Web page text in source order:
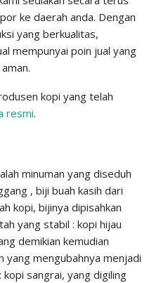
ke daerah anda. Dengan
yang berkualitas,
mempunyai poin jual yang
kopi yang telah
resmi.
minuman yang diseduh
, biji buah kasih dari
kopi, bijinya dipisahkan
yang stabil : kopi hijau
demikian kemudian
yang mengubahnya menjadi
sangrai, yang digiling